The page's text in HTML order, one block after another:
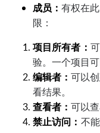
成员：有权在
限：
项目所有者：
验。一个项目
编辑者：可以
看结果。
查看者：可以
禁止访问： 不